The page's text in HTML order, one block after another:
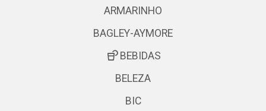
ARMARINHO
BAGLEY-AYMORE
BEBIDAS
BELEZA
BIC